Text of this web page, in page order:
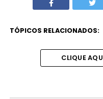
TÓPICOS RELACIONADOS:
CLIQUE